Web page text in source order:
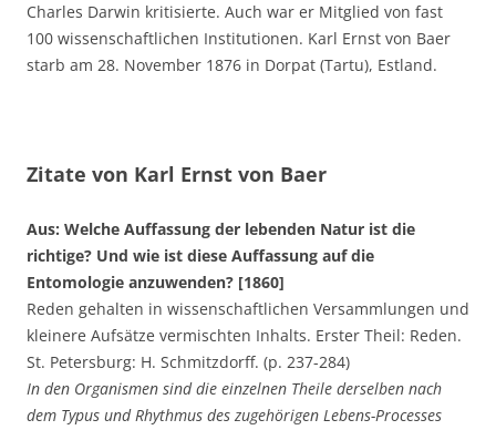
Charles Darwin kritisierte. Auch war er Mitglied von fast
100 wissenschaftlichen Institutionen. Karl Ernst von Baer
starb am 28. November 1876 in Dorpat (Tartu), Estland.
Zitate von Karl Ernst von Baer
Aus: Welche Auffassung der lebenden Natur ist die
richtige? Und wie ist diese Auffassung auf die
Entomologie anzuwenden? [1860]
Reden gehalten in wissenschaftlichen Versammlungen und
kleinere Aufsätze vermischten Inhalts. Erster Theil: Reden.
St. Petersburg: H. Schmitzdorff. (p. 237-284)
In den Organismen sind die einzelnen Theile derselben nach
dem Typus und Rhythmus des zugehörigen Lebens-Processes